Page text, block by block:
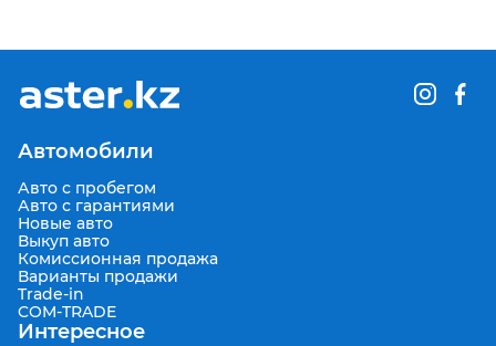
Автомобили
Авто с пробегом
Авто с гарантиями
Новые авто
Выкуп авто
Комиссионная продажа
Варианты продажи
Trade-in
COM-TRADE
Интересное